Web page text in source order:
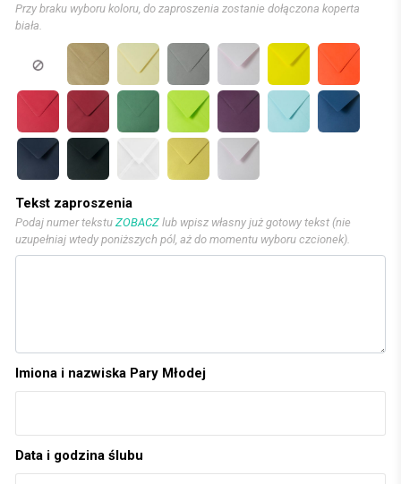
Przy braku wyboru koloru, do zaproszenia zostanie dołączona koperta
biała.
Tekst zaproszenia
Podaj numer tekstu ZOBACZ lub wpisz własny już gotowy tekst (nie
uzupełniaj wtedy poniższych pól, aż do momentu wyboru czcionek).
Imiona i nazwiska Pary Młodej
Data i godzina ślubu